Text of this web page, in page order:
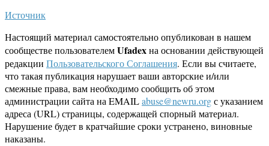
Источник
Настоящий материал самостоятельно опубликован в нашем
сообществе пользователемUfadexна основании действующей
редакции Пользовательского Соглашения. Если вы считаете,
что такая публикация нарушает ваши авторские и/или
смежные права, вам необходимо сообщить об этом
администрации сайта на EMAILabuse@newru.orgс указанием
адреса (URL) страницы, содержащей спорный материал.
Нарушение будет в кратчайшие сроки устранено, виновные
наказаны.